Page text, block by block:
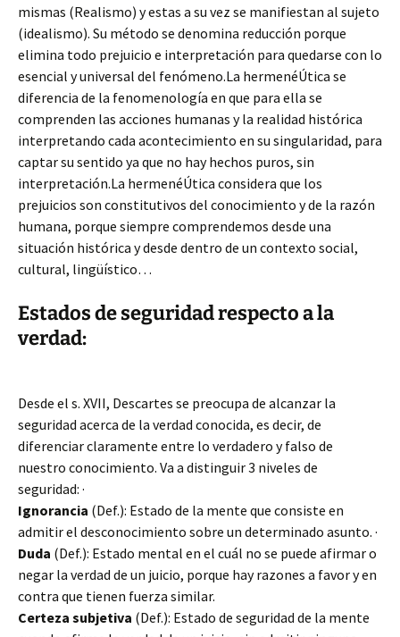
mismas (Realismo) y estas a su vez se manifiestan al sujeto
(idealismo). Su método se denomina reducción porque
elimina todo prejuicio e interpretación para quedarse con lo
esencial y universal del fenómeno.La hermenéÚtica se
diferencia de la fenomenología en que para ella se
comprenden las acciones humanas y la realidad histórica
interpretando cada acontecimiento en su singularidad, para
captar su sentido ya que no hay hechos puros, sin
interpretación.La hermenéÚtica considera que los
prejuicios son constitutivos del conocimiento y de la razón
humana, porque siempre comprendemos desde una
situación histórica y desde dentro de un contexto social,
cultural, lingüístico…
Estados de seguridad respecto a la
verdad:
Desde el s. XVII, Descartes se preocupa de alcanzar la
seguridad acerca de la verdad conocida, es decir, de
diferenciar claramente entre lo verdadero y falso de
nuestro conocimiento. Va a distinguir 3 niveles de
seguridad: ·
Ignorancia (Def.): Estado de la mente que consiste en
admitir el desconocimiento sobre un determinado asunto. ·
Duda (Def.): Estado mental en el cuál no se puede afirmar o
negar la verdad de un juicio, porque hay razones a favor y en
contra que tienen fuerza similar.
Certeza subjetiva (Def.): Estado de seguridad de la mente